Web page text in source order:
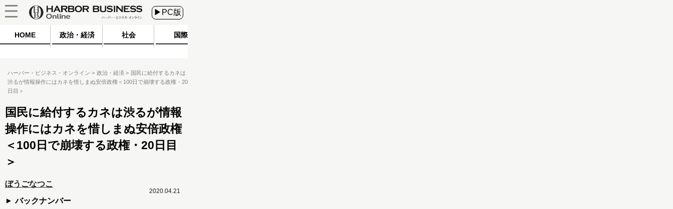
▶PC版
HOME 政治・経済 社会 国際
ハーバー・ビジネス・オンライン 政治・経済
国民に給付するカネは
渋るが情報操作にはカネを惜しまぬ安倍政権＜100日で崩壊する政権・20
日目＞
国民に給付するカネは渋るが情報
操作にはカネを惜しまぬ安倍政権
＜100日で崩壊する政権・20日目
＞
ぼうごなつこ
バックナンバー
2020.04.21